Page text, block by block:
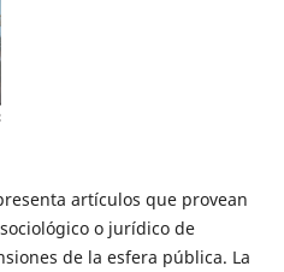
artículos que provean
o jurídico de
de la esfera pública. La